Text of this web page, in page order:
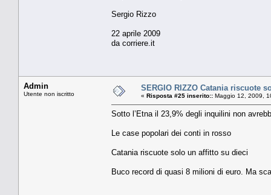
Sergio Rizzo
22 aprile 2009
da corriere.it
Admin
Utente non iscritto
SERGIO RIZZO Catania riscuote
« Risposta #25 inserito:: Maggio 12, 2009,
Sotto l’Etna il 23,9% degli inquilini non
Le case popolari dei conti in rosso
Catania riscuote solo un affitto su dieci
Buco record di quasi 8 milioni di euro. Ma